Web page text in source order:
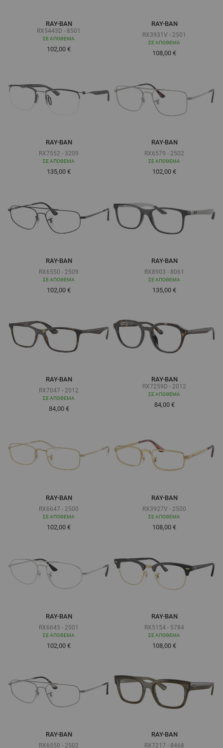
RAY-BAN
RX5443D - 8501
ΣΕ ΑΠΌΘΕΜΑ
102,00 €
RAY-BAN
RX3931V - 2501
ΣΕ ΑΠΌΘΕΜΑ
Τόσο χαμηλά όσο
108,00 €
RAY-BAN
RX7552 - 3209
ΣΕ ΑΠΌΘΕΜΑ
Τόσο χαμηλά όσο
135,00 €
RAY-BAN
RX6579 - 2502
ΣΕ ΑΠΌΘΕΜΑ
Τόσο χαμηλά όσο
102,00 €
RAY-BAN
RX6550 - 2509
ΣΕ ΑΠΌΘΕΜΑ
Τόσο χαμηλά όσο
102,00 €
RAY-BAN
RX8903 - 8061
ΣΕ ΑΠΌΘΕΜΑ
Τόσο χαμηλά όσο
135,00 €
RAY-BAN
RX7047 - 2012
ΣΕ ΑΠΌΘΕΜΑ
Τόσο χαμηλά όσο
84,00 €
RAY-BAN
RX7259D - 2012
ΣΕ ΑΠΌΘΕΜΑ
84,00 €
RAY-BAN
RX6647 - 2500
ΣΕ ΑΠΌΘΕΜΑ
Τόσο χαμηλά όσο
102,00 €
RAY-BAN
RX3927V - 2500
ΣΕ ΑΠΌΘΕΜΑ
Τόσο χαμηλά όσο
108,00 €
RAY-BAN
RX6645 - 2501
ΣΕ ΑΠΌΘΕΜΑ
Τόσο χαμηλά όσο
102,00 €
RAY-BAN
RX5154 - 5784
ΣΕ ΑΠΌΘΕΜΑ
Τόσο χαμηλά όσο
108,00 €
RAY-BAN
RX6550 - 2502
RAY-BAN
RX7217 - 8468